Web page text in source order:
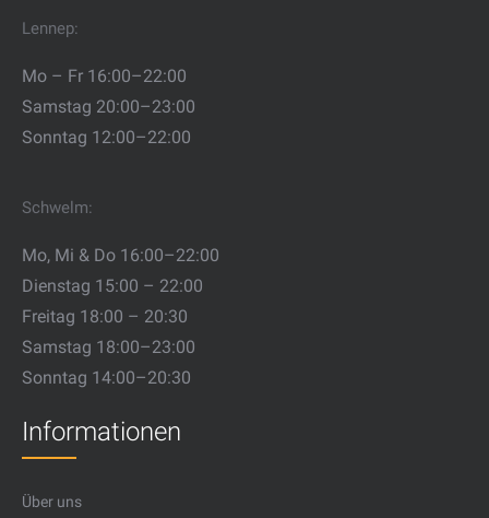
Lennep:
Mo – Fr 16:00–22:00
Samstag 20:00–23:00
Sonntag 12:00–22:00
Schwelm:
Mo, Mi & Do 16:00–22:00
Dienstag 15:00 – 22:00
Freitag 18:00 – 20:30
Samstag 18:00–23:00
Sonntag 14:00–20:30
Informationen
Über uns